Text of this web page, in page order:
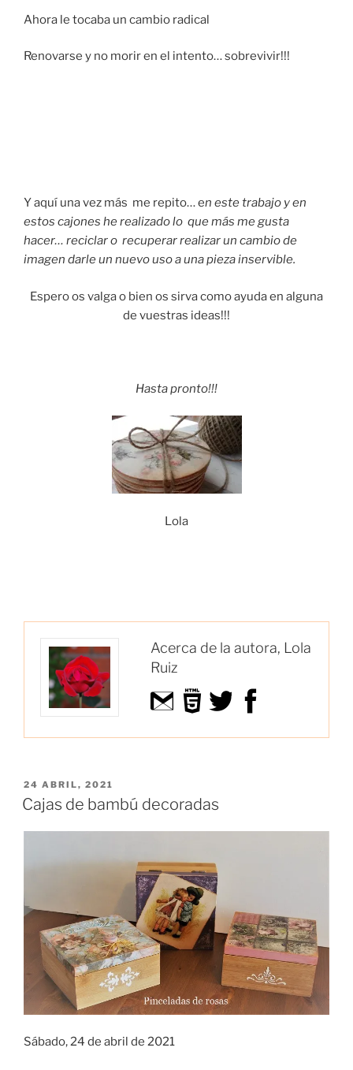
Ahora le tocaba un cambio radical
Renovarse y no morir en el intento… sobrevivir!!!
Y aquí una vez más me repito… en este trabajo y en
estos cajones he realizado lo que más me gusta
hacer… reciclar o recuperar realizar un cambio de
imagen darle un nuevo uso a una pieza inservible.
Espero os valga o bien os sirva como ayuda en alguna
de vuestras ideas!!!
Hasta pronto!!!
Lola
Acerca de la autora, Lola
Ruiz
PUBLICADO
EL
24 ABRIL, 2021
Cajas de bambú decoradas
Sábado, 24 de abril de 2021